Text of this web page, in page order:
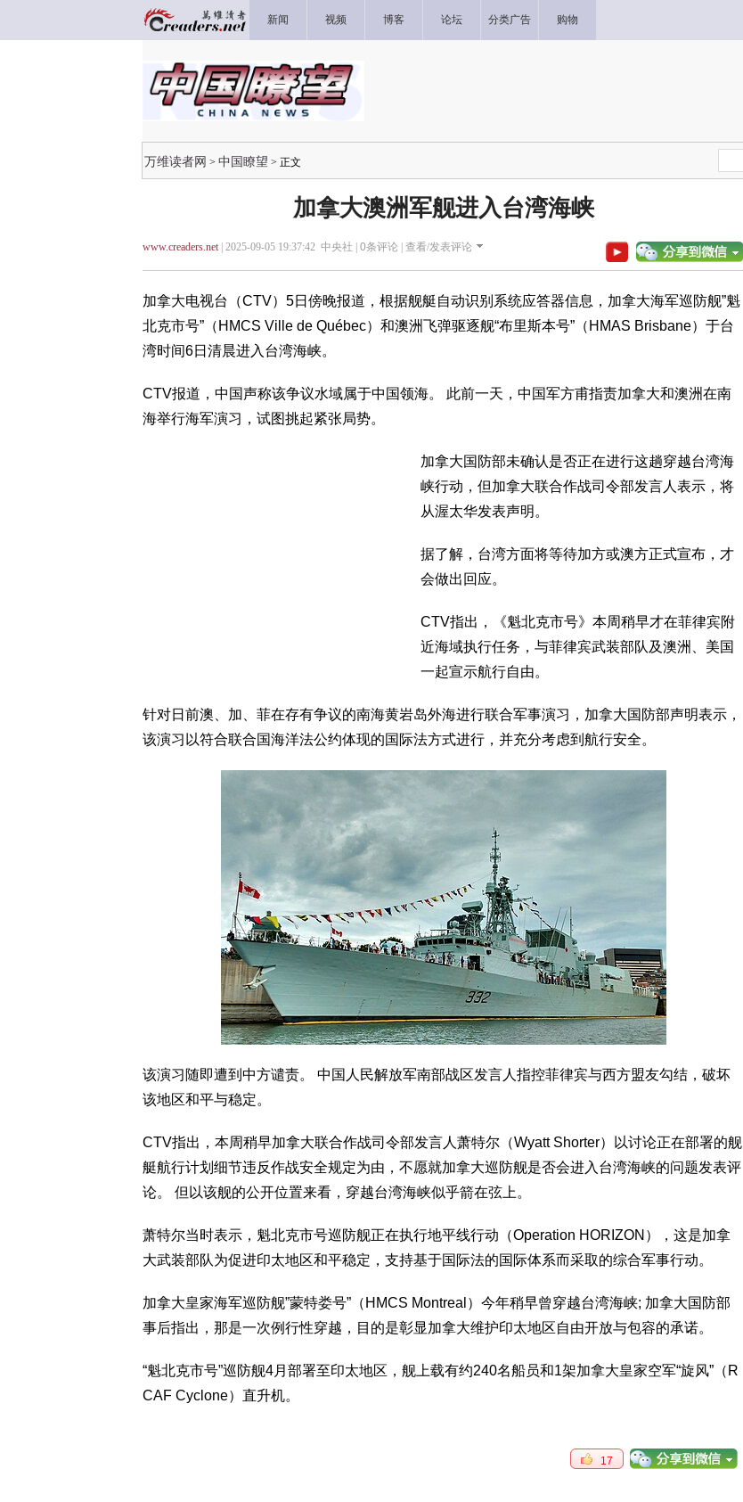
新闻 视频 博客 论坛 分类广告 购物
万维读者网 > 中国瞭望 > 正文
加拿大澳洲军舰进入台湾海峡
www.creaders.net| 2025-09-05 19:37:42 中央社 | 0条评论 | 查看/发表评论
加拿大电视台（CTV）5日傍晚报道，根据舰艇自动识别系统应答器信息，加拿大海军巡防舰”魁
北克市号”（HMCS Ville de Québec）和澳洲飞弹驱逐舰“布里斯本号”（HMAS Brisbane）于台
湾时间6日清晨进入台湾海峡。
CTV报道，中国声称该争议水域属于中国领海。 此前一天，中国军方甫指责加拿大和澳洲在南
海举行海军演习，试图挑起紧张局势。
加拿大国防部未确认是否正在进行这趟穿越台湾海
峡行动，但加拿大联合作战司令部发言人表示，将
从渥太华发表声明。
据了解，台湾方面将等待加方或澳方正式宣布，才
会做出回应。
CTV指出，《魁北克市号》本周稍早才在菲律宾附
近海域执行任务，与菲律宾武装部队及澳洲、美国
一起宣示航行自由。
针对日前澳、加、菲在存有争议的南海黄岩岛外海进行联合军事演习，加拿大国防部声明表示，
该演习以符合联合国海洋法公约体现的国际法方式进行，并充分考虑到航行安全。
该演习随即遭到中方谴责。 中国人民解放军南部战区发言人指控菲律宾与西方盟友勾结，破坏
该地区和平与稳定。
CTV指出，本周稍早加拿大联合作战司令部发言人萧特尔（Wyatt Shorter）以讨论正在部署的舰
艇航行计划细节违反作战安全规定为由，不愿就加拿大巡防舰是否会进入台湾海峡的问题发表评
论。 但以该舰的公开位置来看，穿越台湾海峡似乎箭在弦上。
萧特尔当时表示，魁北克市号巡防舰正在执行地平线行动（Operation HORIZON），这是加拿
大武装部队为促进印太地区和平稳定，支持基于国际法的国际体系而采取的综合军事行动。
加拿大皇家海军巡防舰”蒙特娄号”（HMCS Montreal）今年稍早曾穿越台湾海峡; 加拿大国防部
事后指出，那是一次例行性穿越，目的是彰显加拿大维护印太地区自由开放与包容的承诺。
“魁北克市号”巡防舰4月部署至印太地区，舰上载有约240名船员和1架加拿大皇家空军“旋风”（R
CAF Cyclone）直升机。
17